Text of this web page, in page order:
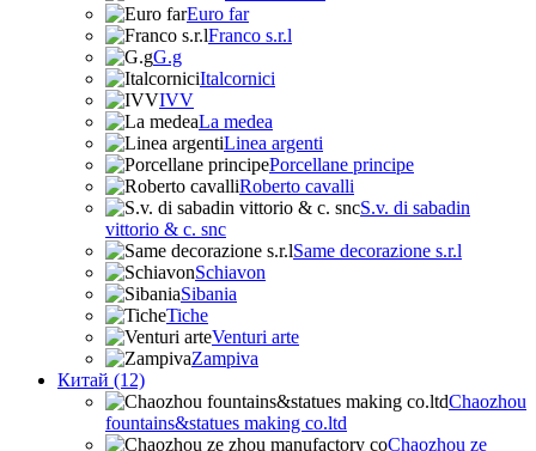
Euro far
Franco s.r.l
G.g
Italcornici
IVV
La medea
Linea argenti
Porcellane principe
Roberto cavalli
S.v. di sabadin
vittorio & c. snc
Same decorazione s.r.l
Schiavon
Sibania
Tiche
Venturi arte
Zampiva
Китай (12)
Chaozhou
fountains&statues making co.ltd
Chaozhou ze